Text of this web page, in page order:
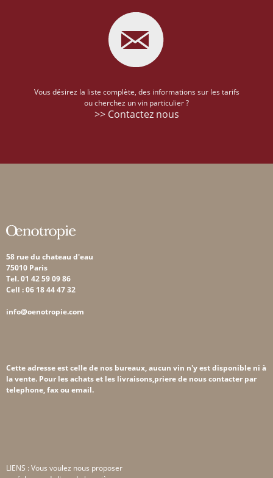
Vous désirez la liste complète, des informations sur les tarifs
ou cherchez un vin particulier ?
>> Contactez nous
58 rue du chateau d'eau
75010 Paris
Tel. 01 42 59 09 86
Cell : 06 18 44 47 32
info@oenotropie.com
Cette adresse est celle de nos bureaux, aucun vin n'y est disponible ni à
la vente. Pour les achats et les livraisons,priere de nous contacter par
telephone, fax ou email.
LIENS : Vous voulez nous proposer